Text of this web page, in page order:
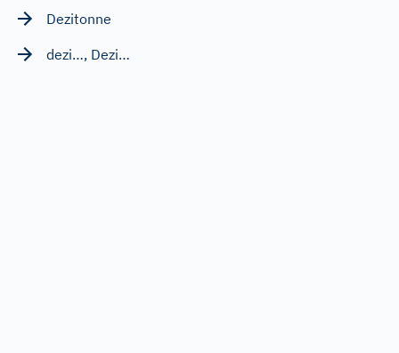
Dezitonne
dezi…, Dezi…